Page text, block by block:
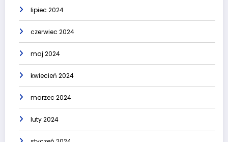
lipiec 2024
czerwiec 2024
maj 2024
kwiecień 2024
marzec 2024
luty 2024